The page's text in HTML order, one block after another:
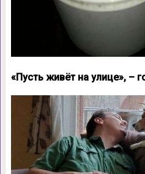
«Пусть живёт на улице», –